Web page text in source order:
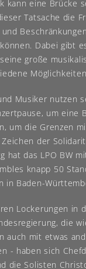
kann eine Brücke
Tatsache die
Dabei gibt
große
Musiker nutzen
um eine
um die Grenzen
der
hat das LPO BW
knapp 50
in Baden-
Lockerungen in
die
auch mit etwas
- haben sich
die Solisten